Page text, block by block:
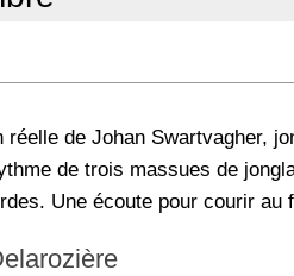
de Johan Swartvagher,
de trois massues de
Une écoute pour courir